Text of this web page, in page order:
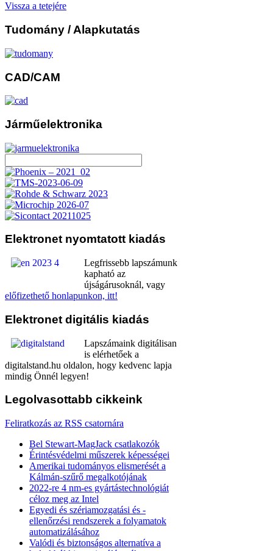
Vissza a tetejére
Tudomány / Alapkutatás
CAD/CAM
Járműelektronika
Elektronet nyomtatott kiadás
Legfrissebb lapszámunk
kapható az
újságárusoknál, vagy
előfizethető honlapunkon, itt!
Elektronet digitális kiadás
Lapszámaink digitálisan
is elérhetőek a
digitalstand.hu oldalon, hogy kedvenc lapja
mindig Önnél legyen!
Legolvasottabb cikkeink
Feliratkozás az RSS csatornára
Bel Stewart-MagJack csatlakozók
Érintésvédelmi műszerek képességei
Amerikai tudományos elismerését a
Kálmán-szűrő megalkotójának
2022-re 4 nm-es gyártástechnológiát
céloz meg az Intel
Egyedi és szériamozgatási és -
ellenőrzési rendszerek a folyamatok
automatizálásához
Valódi és biztonságos alternatíva a